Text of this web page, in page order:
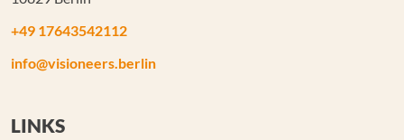
+49 17643542112
info@visioneers.berlin
LINKS